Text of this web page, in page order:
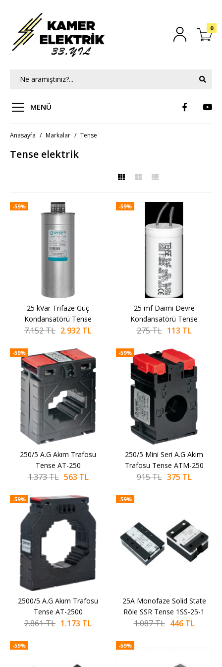
0
MENÜ
Anasayfa Markalar Tense
Tense elektrik
-59% TENSE
25 kVar Trifaze Güç
Kondansatörü Tense
2.932 TL
SEPETE EKLE
KARŞILAŞTIRMA LISTESINE EKLE
-59% TENSE
25 mf Daimi Devre
Kondansatörü Tense
113 TL
SEPETE EKLE
KARŞILAŞTIRMA LISTESINE EKLE
ALIŞVERIŞ LISTESINE EKLE
250/5 A.G Akım Trafosu
1.373 TL 563 TL
KARŞILAŞTIRMA LISTESINE EKLE
ALIŞVERIŞ LISTESINE EKLE
250/5 Mini Seri A.G Akım
Trafosu Tense ATM-250
-59%
SEPETE EKLE
25 kVar Trifaze Güç
Kondansatörü Tense
7.152 TL 2.932 TL
-59%
SEPETE EKLE
25 mf Daimi Devre
Kondansatörü Tense
275 TL 113 TL
-59%
SEPETE EKLE
250/5 A.G Akım Trafosu
Tense AT-250
1.373 TL 563 TL
-59%
SEPETE EKLE
250/5 Mini Seri A.G Akım
Trafosu Tense ATM-250
915 TL 375 TL
-59%
SEPETE EKLE
2500/5 A.G Akım Trafosu
Tense AT-2500
2.861 TL 1.173 TL
-59%
SEPETE EKLE
25A Monofaze Solid State
Röle SSR Tense 1SS-25-1
1.087 TL 446 TL
-59% -59%